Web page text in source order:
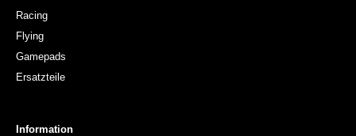
Racing
Flying
Gamepads
Ersatzteile
Information